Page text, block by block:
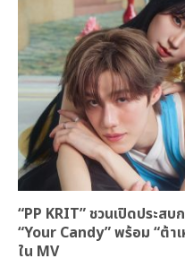
“PP KRIT” ชวนเปิดประส
“Your Candy” พร้อม “ต้า
ใน MV